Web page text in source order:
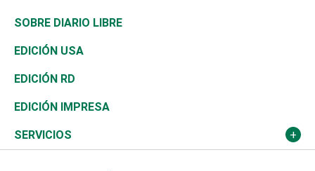
José Boquete
Reportajes
Asia
África
Ocenanía
Caribe
Resto del mundo
Consumo
Vivienda
Telecom.
Global y variable
Economía personal
Belleza
Buena Vida
Sociales
Novedades
Podcast Arte Libre
Golf
Ciclismo
Tenis
Olimpismo
Más deportes
De buena tinta
En Directo
El Espía
Noticiero Poteleche
Columnistas
Clima
Tecnología
Historia
Martes de tecnología
Cambio climático
Mundo
Economía
Revista
Deportes
Opinión
SOBRE DIARIO LIBRE
EDICIÓN USA
EDICIÓN RD
EDICIÓN IMPRESA
SERVICIOS